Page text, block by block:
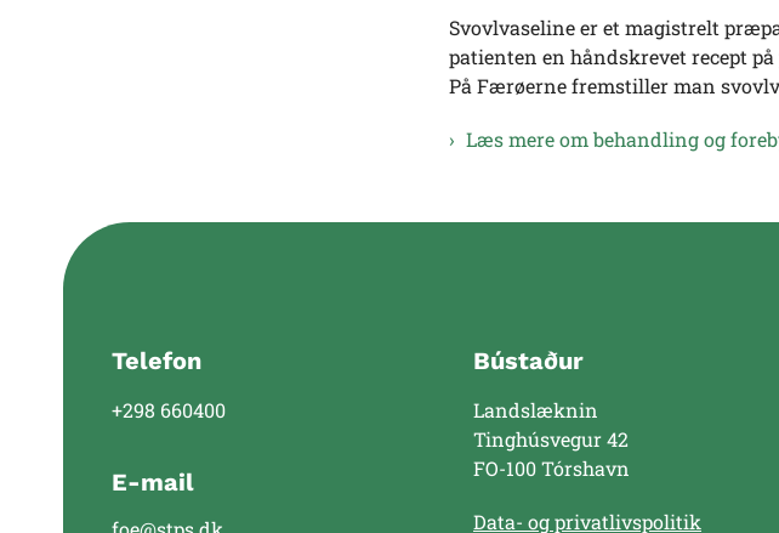
Svovlvaseline er et magistrelt
patienten en håndskrevet recept
På Færøerne fremstiller man
Læs mere om behandling og
Telefon
+298 660400
E-mail
Bústaður
Landslæknin
Tinghúsvegur 42
FO-100 Tórshavn
Data- og privatlivspolitik